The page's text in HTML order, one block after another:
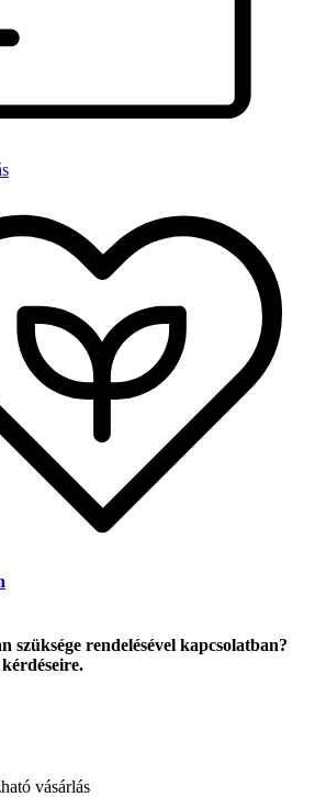
szüksége rendelésével kapcsolatban?
vásárlás